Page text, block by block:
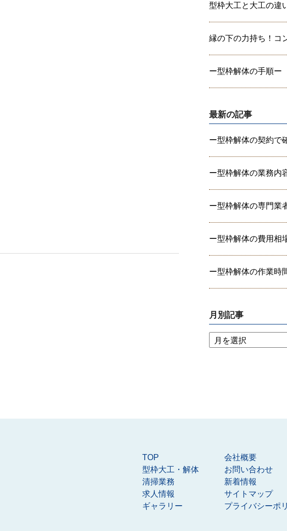
型枠大工と大工の違
縁の下の力持ち！コ
ー型枠解体の手順ー
最新の記事
ー型枠解体の契約で
ー型枠解体の業務内
ー型枠解体の専門業
ー型枠解体の費用相
ー型枠解体の作業時
月別記事
TOP
型枠大工・解体
清掃業務
求人情報
ギャラリー
会社概要
お問い合わせ
新着情報
サイトマップ
プライバシーポ